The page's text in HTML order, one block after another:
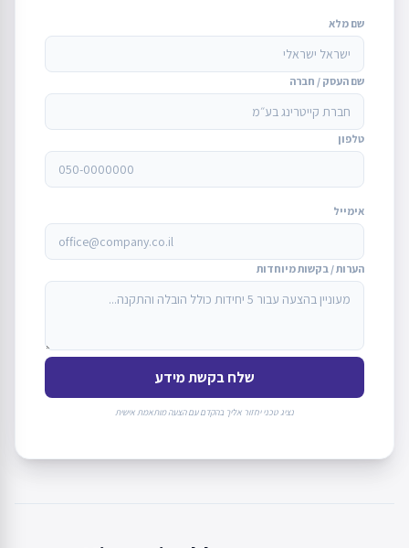
שם מלא
שם העסק / חברה
טלפון
אימייל
הערות / בקשות מיוחדות
שלח בקשת מידע
נציג טכני יחזור אליך בהקדם עם הצעה מותאמת אישית